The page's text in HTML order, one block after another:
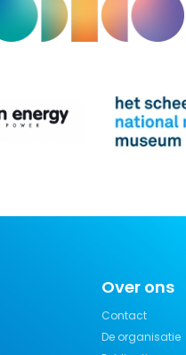
Over ons
Contact
De organisatie